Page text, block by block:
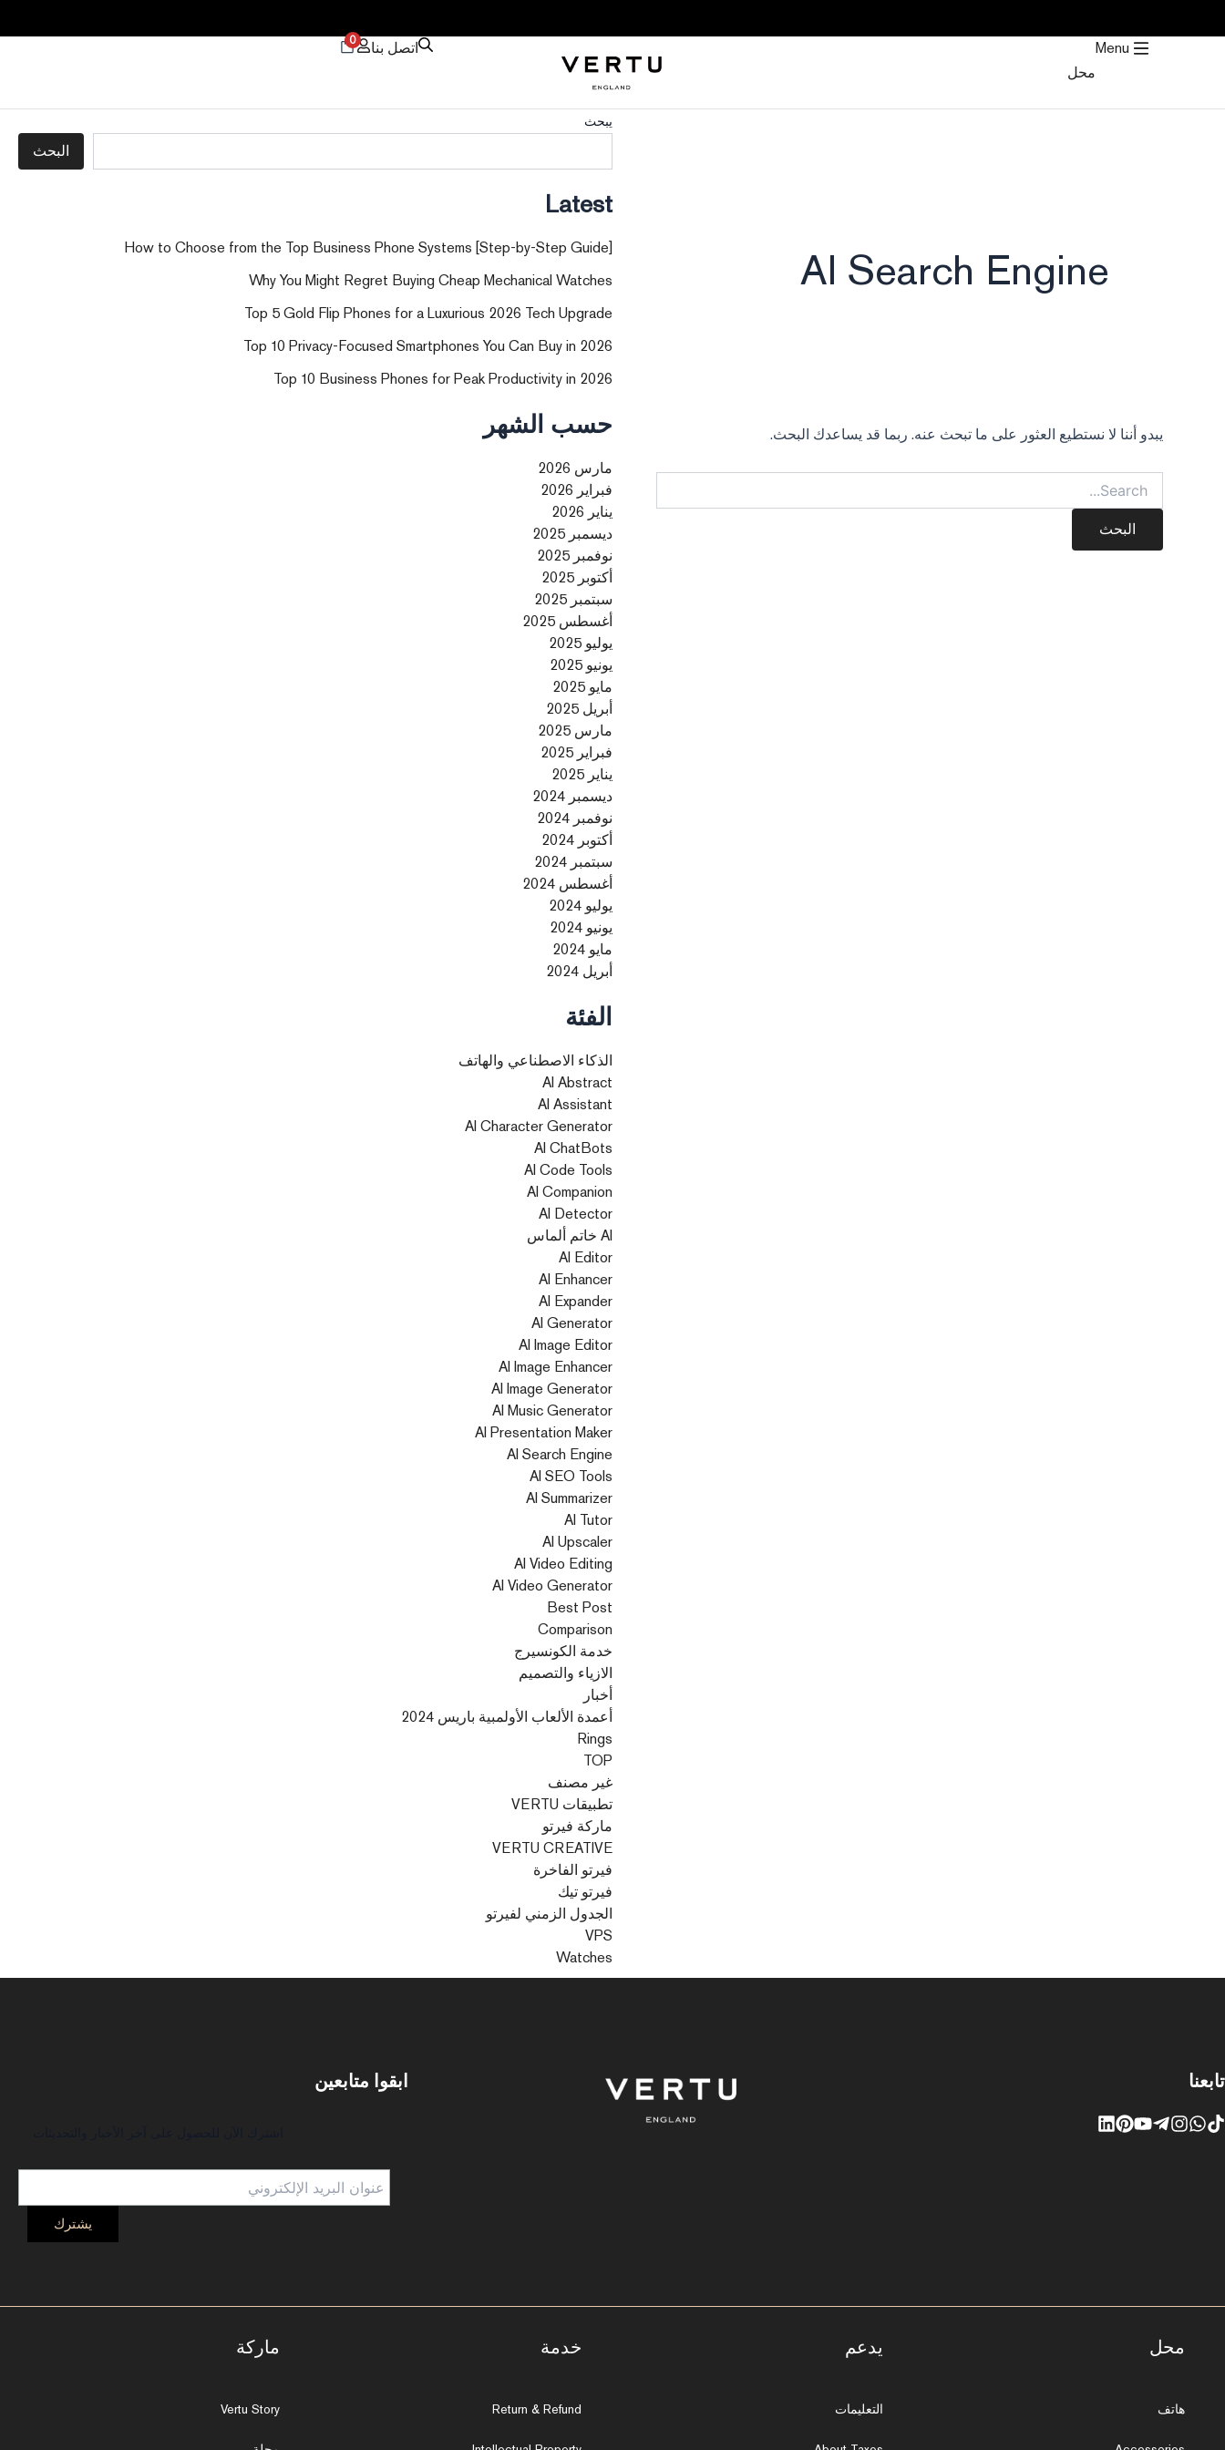
إلى
Menu
محل
اتصل بنا 0
AI Search Engine
يبدو أننا لا نستطيع العثور على ما تبحث عنه. ربما قد يساعدك البحث.
يبحث
البحث
Latest
How to Choose from the Top Business Phone Systems [Step-by-Step Guide]
Why You Might Regret Buying Cheap Mechanical Watches
Top 5 Gold Flip Phones for a Luxurious 2026 Tech Upgrade
Top 10 Privacy-Focused Smartphones You Can Buy in 2026
Top 10 Business Phones for Peak Productivity in 2026
حسب الشهر
مارس 2026
فبراير 2026
يناير 2026
ديسمبر 2025
نوفمبر 2025
أكتوبر 2025
سبتمبر 2025
أغسطس 2025
يوليو 2025
يونيو 2025
مايو 2025
أبريل 2025
مارس 2025
فبراير 2025
يناير 2025
ديسمبر 2024
نوفمبر 2024
أكتوبر 2024
سبتمبر 2024
أغسطس 2024
يوليو 2024
يونيو 2024
مايو 2024
أبريل 2024
الفئة
الذكاء الاصطناعي والهاتف
AI Abstract
AI Assistant
AI Character Generator
AI ChatBots
AI Code Tools
AI Companion
AI Detector
AI خاتم ألماس
AI Editor
AI Enhancer
AI Expander
AI Generator
AI Image Editor
AI Image Enhancer
AI Image Generator
AI Music Generator
AI Presentation Maker
AI Search Engine
AI SEO Tools
AI Summarizer
AI Tutor
AI Upscaler
AI Video Editing
AI Video Generator
Best Post
Comparison
خدمة الكونسيرج
الازياء والتصميم
أخبار
أعمدة الألعاب الأولمبية باريس 2024
Rings
TOP
غير مصنف
تطبيقات VERTU
ماركة فيرتو
VERTU CREATIVE
فيرتو الفاخرة
فيرتو تيك
الجدول الزمني لفيرتو
VPS
Watches
تابعنا ابقوا متابعين
محل
هاتف
يدعم
التعليمات
خدمة
Return & Refund
ماركة
Vertu Story